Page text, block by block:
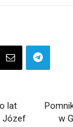
lat
Józef
w